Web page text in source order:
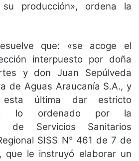
producción», ordena la
que: «se acoge el
interpuesto por doña
y don Juan Sepúlveda
de Aguas Araucanía S.A., y
última dar estricto
a lo ordenado por la
de Servicios Sanitarios
SISS N° 461 de 7 de
que le instruyó elaborar un